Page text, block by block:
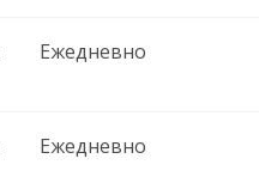
Ежедневно
Ежедневно